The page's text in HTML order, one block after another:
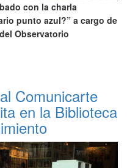
con la charla
punto azul?” a cargo de
Observatorio
Comunicarte
en la Biblioteca